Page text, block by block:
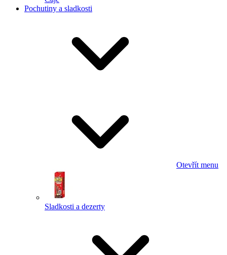
Pochutiny a sladkosti
Otevřít menu
Sladkosti a dezerty